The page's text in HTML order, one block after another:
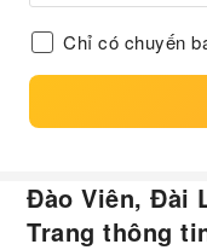
Chỉ có chuyến
Đào Viên, Đài
Trang thông